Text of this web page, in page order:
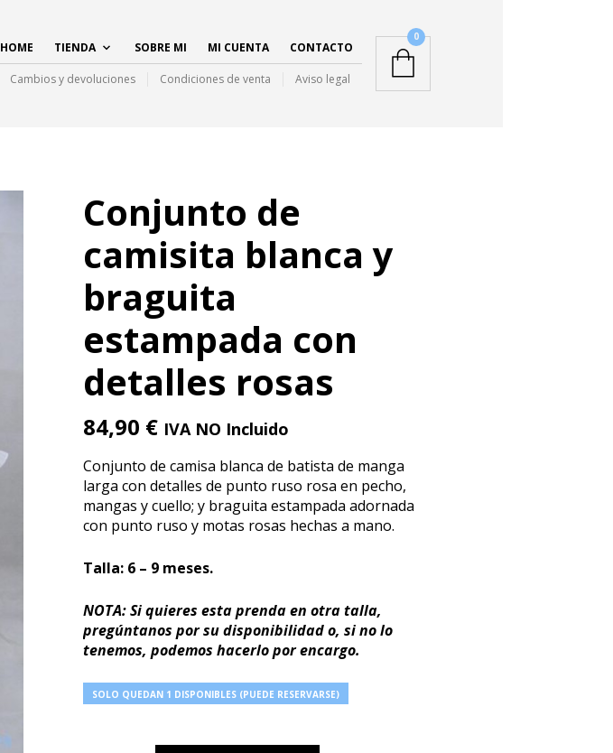
HOME TIENDA SOBRE MI MI CUENTA CONTACTO
Cambios y devoluciones Condiciones de venta Aviso legal
0
Conjunto de
camisita blanca y
braguita
estampada con
detalles rosas
84,90 € IVA NO Incluido
Conjunto de camisa blanca de batista de manga
larga con detalles de punto ruso rosa en pecho,
mangas y cuello; y braguita estampada adornada
con punto ruso y motas rosas hechas a mano.
Talla: 6 – 9 meses.
NOTA: Si quieres esta prenda en otra talla,
pregúntanos por su disponibilidad o, si no lo
tenemos, podemos hacerlo por encargo.
SOLO QUEDAN 1 DISPONIBLES (PUEDE RESERVARSE)